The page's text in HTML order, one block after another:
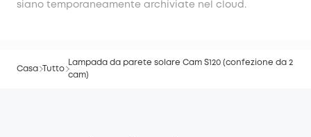
siano temporaneamente archiviate nel cloud.
Casa Tutto
Lampada da parete solare Cam S120 (confezione da 2
cam)